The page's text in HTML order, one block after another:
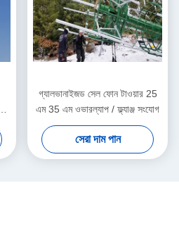
গ্যালভানাইজড সেল ফোন টাওয়ার 25
এম 35 এম ওভারল্যাপ / ফ্ল্যাঞ্জ সংযোগ
সেরা দাম পান